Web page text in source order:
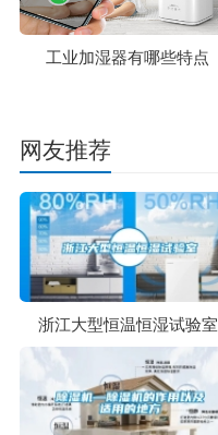
工业加湿器有哪些特点
网友推荐
浙江大型恒温恒湿试验室